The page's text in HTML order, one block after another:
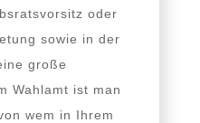
oder
sowie in der
gro­ße
Wahlamt ist man
wem in Ihrem